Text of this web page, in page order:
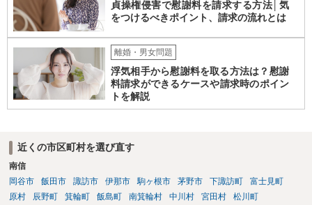
貞操権侵害で慰謝料を請求する方法│気
をつけるべきポイント、請求の流れとは
離婚・男女問題
浮気相手から慰謝料を取る方法は？慰謝
料請求ができるケースや請求時のポイン
トを解説
近くの市区町村を選び直す
南信
岡谷市
飯田市 諏訪市 伊那市 駒ヶ根市 茅野市 下諏訪町
富士見町
原村
辰野町 箕輪町 飯島町 南箕輪村 中川村 宮田村
松川町